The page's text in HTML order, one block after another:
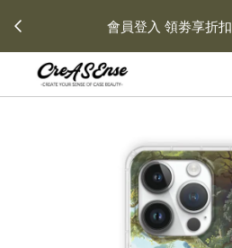
會員登入 領劵享折扣